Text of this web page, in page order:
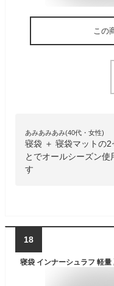
この
あみあみあみ(40代・女性)
寝袋 ＋ 寝袋マットの2
とでオールシーズン使
す
18